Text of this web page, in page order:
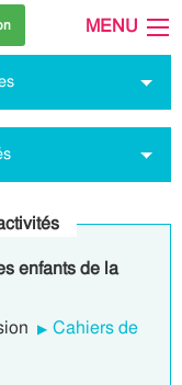
MENU
enfants de la
Cahiers de